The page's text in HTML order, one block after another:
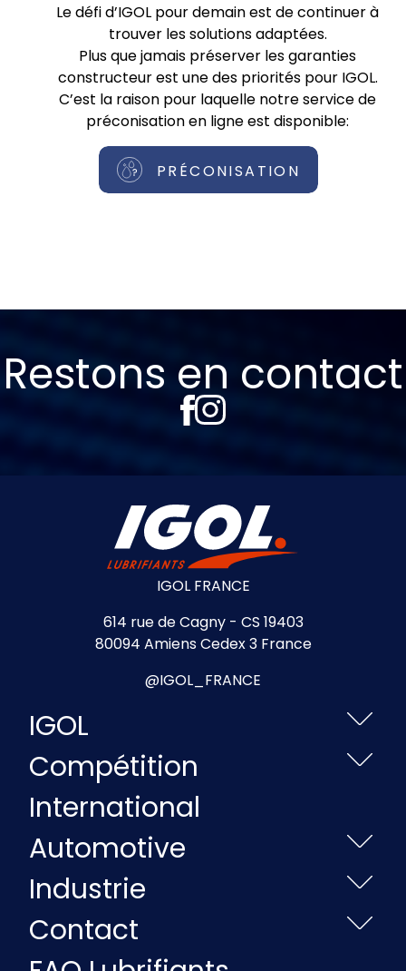
Le défi d’IGOL pour demain est de continuer à
trouver les solutions adaptées.
Plus que jamais préserver les garanties
constructeur est une des priorités pour IGOL.
C’est la raison pour laquelle notre service de
préconisation en ligne est disponible:
PRÉCONISATION
Restons en contact
IGOL FRANCE
614 rue de Cagny - CS 19403
80094 Amiens Cedex 3 France
@IGOL_FRANCE
IGOL
Compétition
International
Automotive
Industrie
Contact